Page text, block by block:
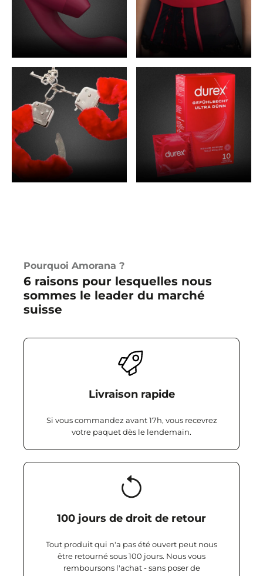
OFFRES DE LOVE TOYS OFFRES DE LINGERIE
Pourquoi Amorana ?
6 raisons pour lesquelles nous
sommes le leader du marché
suisse
Livraison rapide
Si vous commandez avant 17h, vous recevrez
votre paquet dès le lendemain.
100 jours de droit de retour
Tout produit qui n'a pas été ouvert peut nous
être retourné sous 100 jours. Nous vous
remboursons l'achat - sans poser de